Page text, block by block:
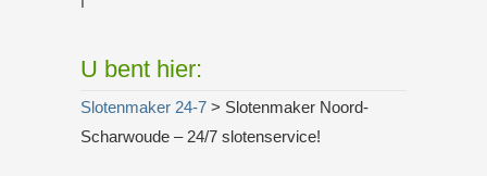
U bent hier:
Slotenmaker 24-7 > Slotenmaker Noord-
Scharwoude – 24/7 slotenservice!